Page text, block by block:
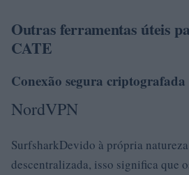
Outras ferramentas úteis
CATE
Conexão segura criptografada
NordVPN
SurfsharkDevido à própria
descentralizada, isso significa que